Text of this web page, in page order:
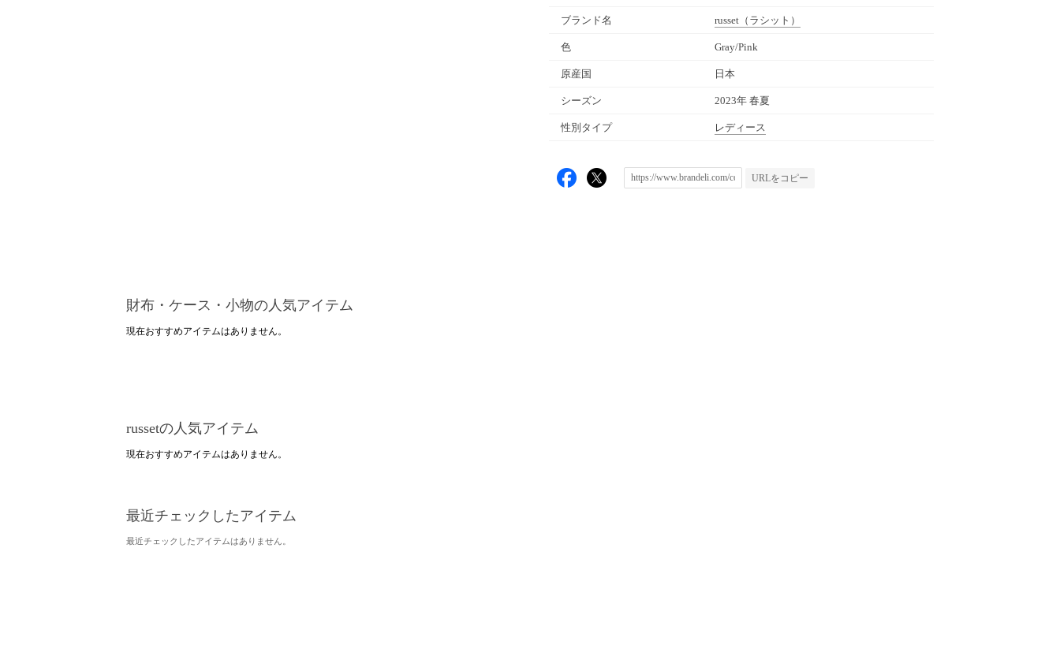
ブランド名 russet （ラシット）
色 Gray/Pink
原産国 日本
シーズン 2023年 春夏
性別タイプ レディース
URLをコピー
財布・ケース・小物の人気アイテム
現在おすすめアイテムはありません。
russetの人気アイテム
現在おすすめアイテムはありません。
最近チェックしたアイテム
最近チェックしたアイテムはありません。